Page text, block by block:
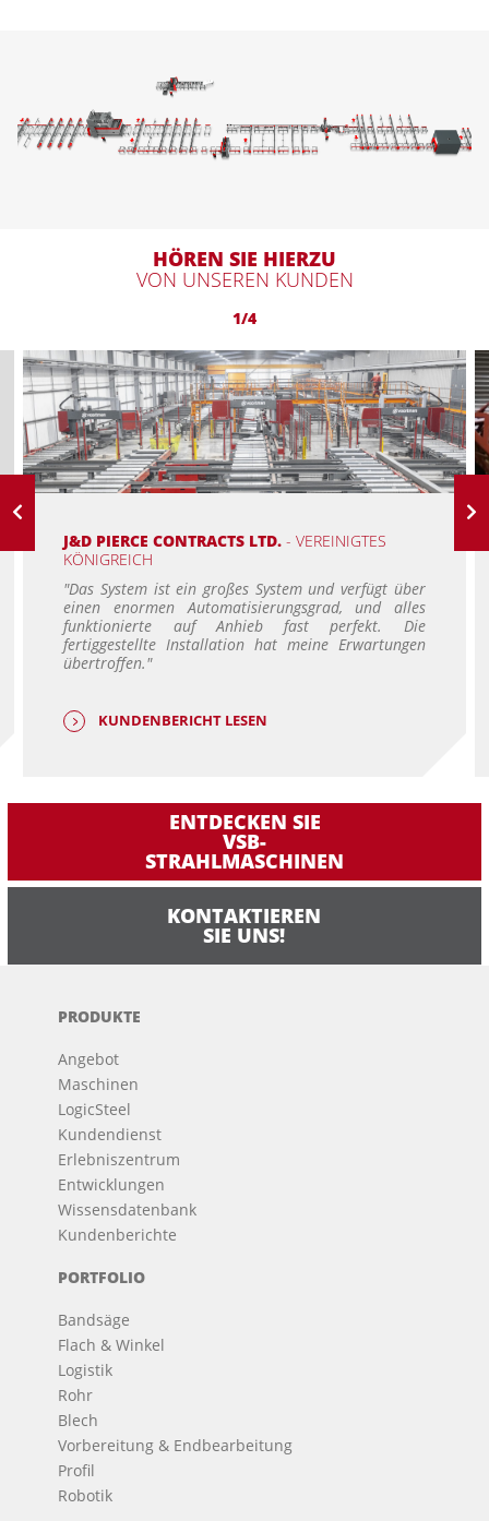
HÖREN SIE HIERZU
VON UNSEREN KUNDEN
1/4
J&D PIERCE CONTRACTS LTD.- VEREINIGTES
KÖNIGREICH
"Das System ist ein großes System und verfügt über
einen enormen Automatisierungsgrad, und alles
funktionierte auf Anhieb fast perfekt. Die
fertiggestellte Installation hat meine Erwartungen
übertroffen."
KUNDENBERICHT LESEN
ENTDECKEN SIE
VSB-
STRAHLMASCHINEN
KONTAKTIEREN
SIE UNS!
PRODUKTE
Angebot
Maschinen
LogicSteel
Kundendienst
Erlebniszentrum
Entwicklungen
Wissensdatenbank
Kundenberichte
PORTFOLIO
Bandsäge
Flach & Winkel
Logistik
Rohr
Blech
Vorbereitung & Endbearbeitung
Profil
Robotik